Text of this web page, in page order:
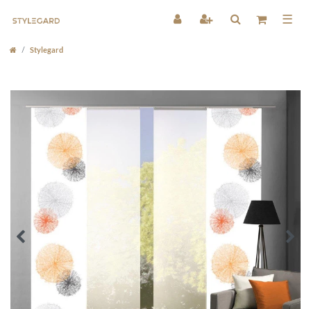
☰
Stylegard